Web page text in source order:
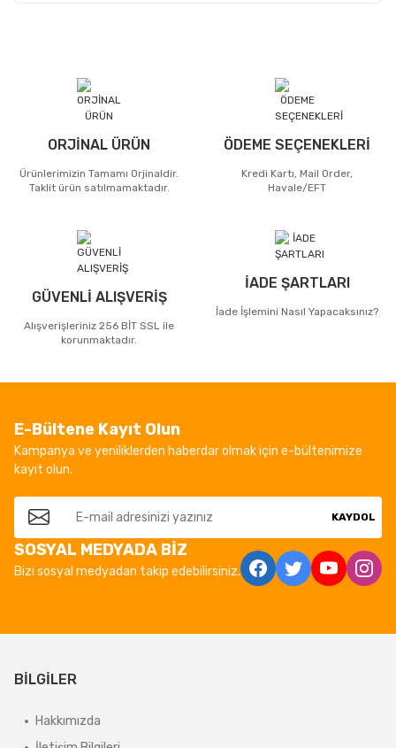
ORJİNAL ÜRÜN
Ürünlerimizin Tamamı Orjinaldir.
Taklit ürün satılmamaktadır.
ÖDEME SEÇENEKLERİ
Kredi Kartı, Mail Order,
Havale/EFT
GÜVENLİ ALIŞVERİŞ
Alışverişleriniz 256 BİT SSL ile
korunmaktadır.
İADE ŞARTLARI
İade İşlemini Nasıl Yapacaksınız?
E-Bültene Kayıt Olun
Kampanya ve yeniliklerden haberdar olmak için e-bültenimize
kayıt olun.
KAYDOL
SOSYAL MEDYADA BİZ
Bizi sosyal medyadan takip edebilirsiniz.
BİLGİLER
Hakkımızda